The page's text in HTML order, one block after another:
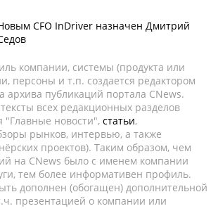
CFO InDriver назначен Дмитрий
компании, системы (продукта или
персоны и т.п. создается редактором
архива публикаций портала CNews.
всех редакционных разделов
"Главные новости", статьи,
рынков, интервью, а также
проектов). Таким образом, чем
на CNews было с именем компании
тем более информативен профиль.
дополнен (обогащен) дополнительной
презентацией о компании или